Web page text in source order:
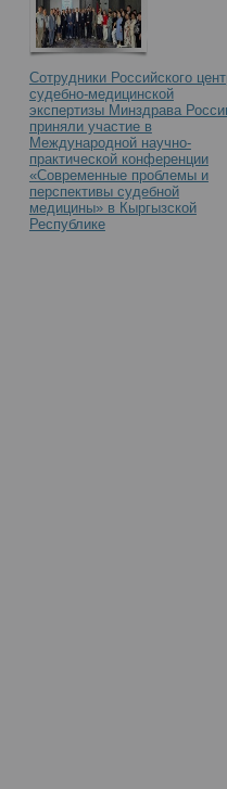
Сотрудники Российского
судебно-медицинской
экспертизы Минздрава
приняли участие в
Международной научно-
практической конференции
«Современные проблемы и
перспективы судебной
медицины» в Кыргызской
Республике